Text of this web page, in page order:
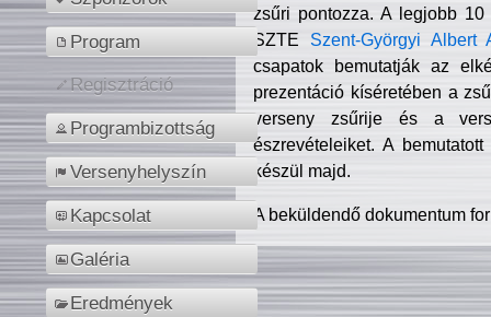
Program
Regisztráció
Programbizottság
Versenyhelyszín
Kapcsolat
Galéria
Eredmények
zsűri pontozza. A legjobb
SZTE Szent-Györgyi Albert
csapatok bemutatják az
prezentáció kíséretében a
verseny zsűrije és a
észrevételeiket. A
készül majd.
A beküldendő dokumentum